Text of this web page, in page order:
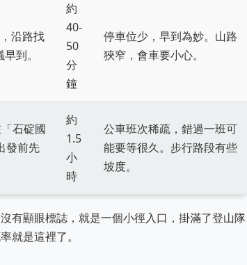
沿路找
到。
約
40-
50
分
鐘
停車位少，早到為妙。山路
狹窄，會車要小心。
石碇國
發前先
約
1.5
小
時
公車班次稀疏，錯過一班可
能要等很久。步行路段有些
坡度。
有顯眼標誌，就是一個小徑入口，掛滿了登山隊
就是這裡了。